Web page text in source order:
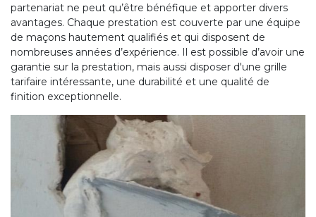
partenariat ne peut qu’être bénéfique et apporter divers
avantages. Chaque prestation est couverte par une équipe
de maçons hautement qualifiés et qui disposent de
nombreuses années d’expérience. Il est possible d’avoir une
garantie sur la prestation, mais aussi disposer d'une grille
tarifaire intéressante, une durabilité et une qualité de
finition exceptionnelle.